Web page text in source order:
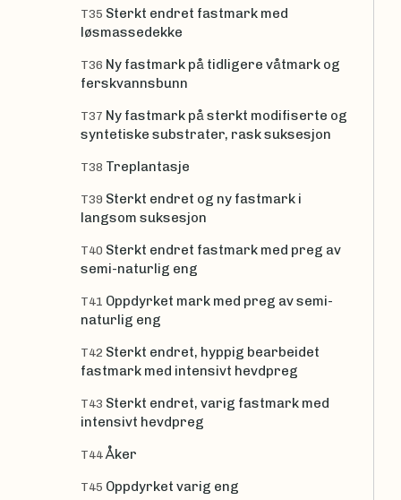
T35 Sterkt endret fastmark med
løsmassedekke
T36 Ny fastmark på tidligere våtmark og
ferskvannsbunn
T37 Ny fastmark på sterkt modifiserte og
syntetiske substrater, rask suksesjon
T38 Treplantasje
T39 Sterkt endret og ny fastmark i
langsom suksesjon
T40 Sterkt endret fastmark med preg av
semi-naturlig eng
T41 Oppdyrket mark med preg av semi-
naturlig eng
T42 Sterkt endret, hyppig bearbeidet
fastmark med intensivt hevdpreg
T43 Sterkt endret, varig fastmark med
intensivt hevdpreg
T44Åker
T45 Oppdyrket varig eng